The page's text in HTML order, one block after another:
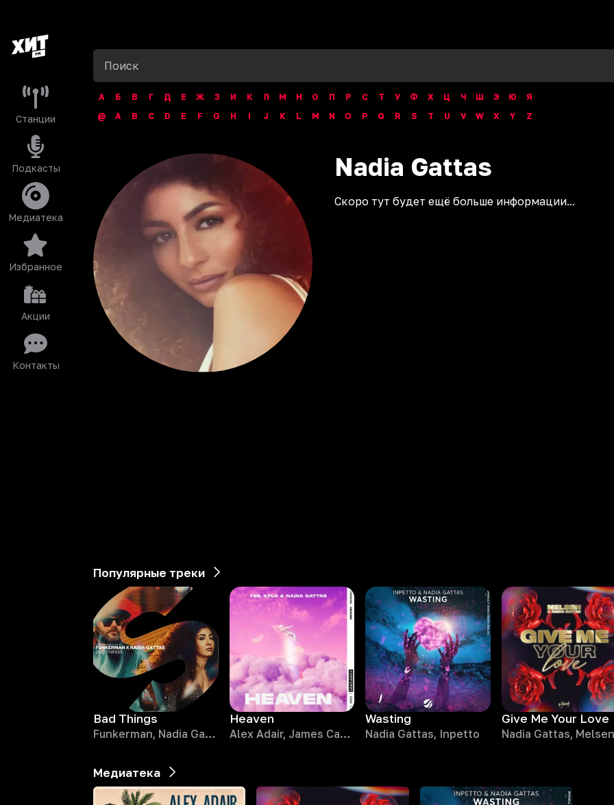
Станции
Подкасты
Медиатека
Избранное
Акции
Контакты
А Б В Г Д Е Ж З И К Л М Н О П Р С Т У Ф Х Ц Ч Ш Э Ю
Я
@
A B C D E F G H I J K L M N O P Q R S T U V W X Y Z
Nadia Gattas
Скоро тут будет ещё больше информации...
Популярные треки
Bad Things
Funkerman, Nadia Gattas
Heaven
Alex Adair, James Carter, KPLR, Nadia Gattas
Wasting
Nadia Gattas, Inpetto
Give Me Your Love
Nadia Gattas, Melsen
Медиатека